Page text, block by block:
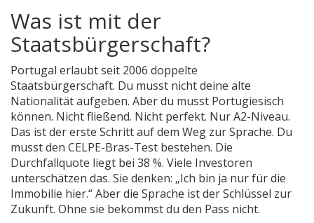
Was ist mit der
Staatsbürgerschaft?
Portugal erlaubt seit 2006 doppelte
Staatsbürgerschaft. Du musst nicht deine alte
Nationalität aufgeben. Aber du musst Portugiesisch
können. Nicht fließend. Nicht perfekt. Nur A2-Niveau.
Das ist der erste Schritt auf dem Weg zur Sprache. Du
musst den CELPE-Bras-Test bestehen. Die
Durchfallquote liegt bei 38 %. Viele Investoren
unterschätzen das. Sie denken: „Ich bin ja nur für die
Immobilie hier.“ Aber die Sprache ist der Schlüssel zur
Zukunft. Ohne sie bekommst du den Pass nicht.